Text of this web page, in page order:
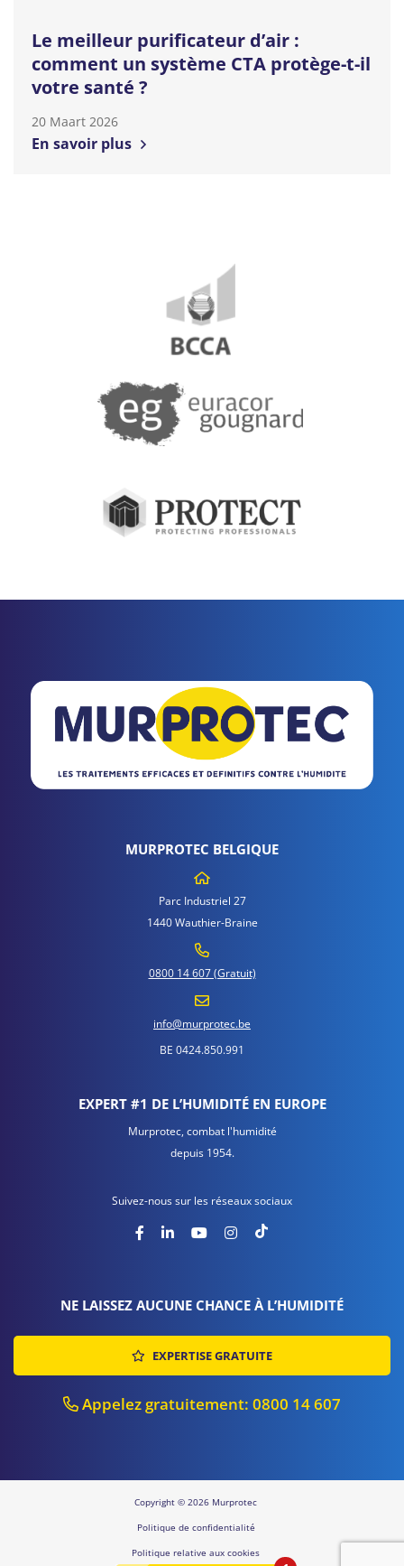
Le meilleur purificateur d’air :
comment un système CTA protège-t-il
votre santé ?
20 Maart 2026
En savoir plus
MURPROTEC BELGIQUE
Parc Industriel 27
1440 Wauthier-Braine
0800 14 607 (Gratuit)
info@murprotec.be
BE 0424.850.991
EXPERT #1 DE L’HUMIDITÉ EN EUROPE
Murprotec, combat l'humidité
depuis 1954.
Suivez-nous sur les réseaux sociaux
NE LAISSEZ AUCUNE CHANCE À L’HUMIDITÉ
EXPERTISE GRATUITE
Appelez gratuitement: 0800 14 607
Copyright © 2026 Murprotec
Politique de confidentialité
Politique relative aux cookies